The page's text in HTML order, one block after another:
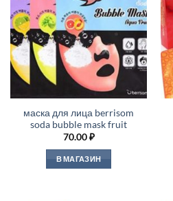
маска для лица berrisom
soda bubble mask fruit
70.00₽
В МАГАЗИН